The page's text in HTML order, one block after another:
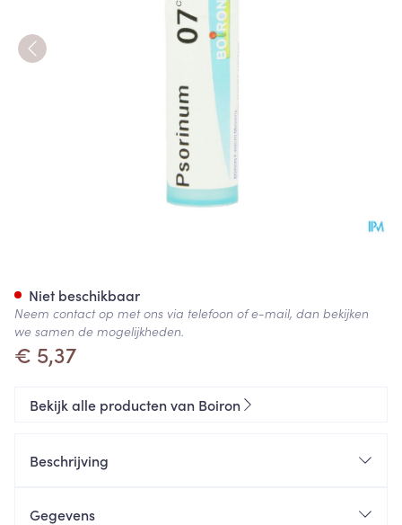
€ 5,37
Niet beschikbaar
Neem contact op met ons via telefoon of e-mail, dan bekijken
we samen de mogelijkheden.
Bekijk alle producten van Boiron
Beschrijving
Gegevens